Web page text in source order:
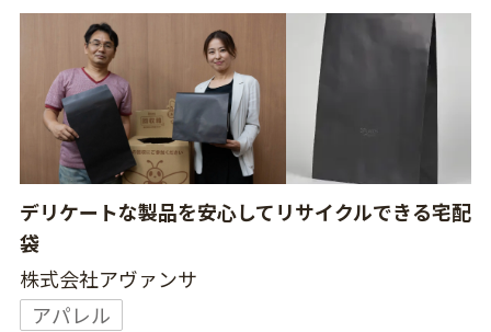
デリケートな製品を安心してリサイクルできる宅配
袋
株式会社アヴァンサ
アパレル